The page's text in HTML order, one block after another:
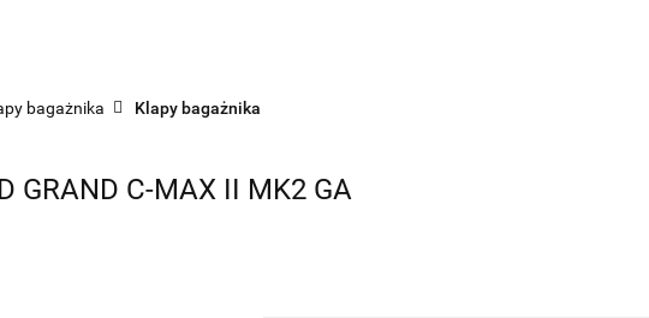
bagażnika Klapy bagażnika
GRAND C-MAX II MK2 GA